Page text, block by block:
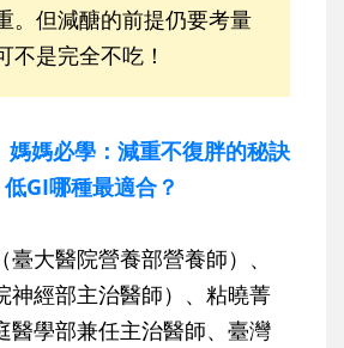
。但減醣的前提仍要考量
不是完全不吃！
媽媽必學：減重不復胖的秘訣
GI哪種最適合？
大醫院營養部營養師）、
神經部主治醫師）、粘曉菁
醫學部兼任主治醫師、臺灣